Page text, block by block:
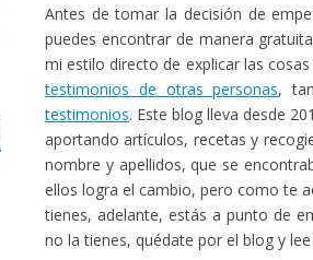
Antes de tomar la decisión de
puedes encontrar de manera
mi estilo directo de explicar las
testimonios de otras personas,
testimonios. Este blog lleva desde
aportando artículos, recetas y
nombre y apellidos, que se
ellos logra el cambio, pero como te
tienes, adelante, estás a punto de
no la tienes, quédate por el blog y